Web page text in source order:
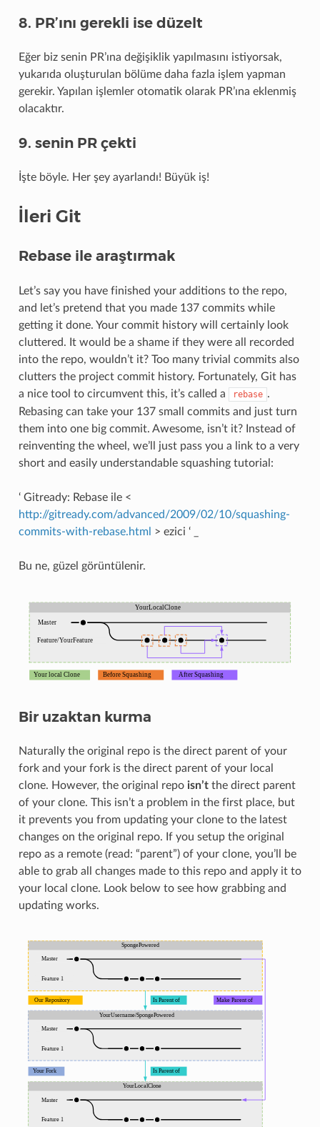
8. PR’ını gerekli ise düzelt
Eğer biz senin PR’ına değişiklik yapılmasını istiyorsak,
yukarıda oluşturulan bölüme daha fazla işlem yapman
gerekir. Yapılan işlemler otomatik olarak PR’ına eklenmiş
olacaktır.
9. senin PR çekti
İşte böyle. Her şey ayarlandı! Büyük iş!
İleri Git
Rebase ile araştırmak
Let’s say you have finished your additions to the repo,
and let’s pretend that you made 137 commits while
getting it done. Your commit history will certainly look
cluttered. It would be a shame if they were all recorded
into the repo, wouldn’t it? Too many trivial commits also
clutters the project commit history. Fortunately, Git has
a nice tool to circumvent this, it’s called a
rebase .
Rebasing can take your 137 small commits and just turn
them into one big commit. Awesome, isn’t it? Instead of
reinventing the wheel, we’ll just pass you a link to a very
short and easily understandable squashing tutorial:
‘ Gitready: Rebase ile <
http://gitready.com/advanced/2009/02/10/squashing-
commits-with-rebase.html > ezici ‘ _
Bu ne, güzel görüntülenir.
Bir uzaktan kurma
Naturally the original repo is the direct parent of your
fork and your fork is the direct parent of your local
clone. However, the original repo isn’tthe direct parent
of your clone. This isn’t a problem in the first place, but
it prevents you from updating your clone to the latest
changes on the original repo. If you setup the original
repo as a remote (read: “parent”) of your clone, you’ll be
able to grab all changes made to this repo and apply it to
your local clone. Look below to see how grabbing and
updating works.